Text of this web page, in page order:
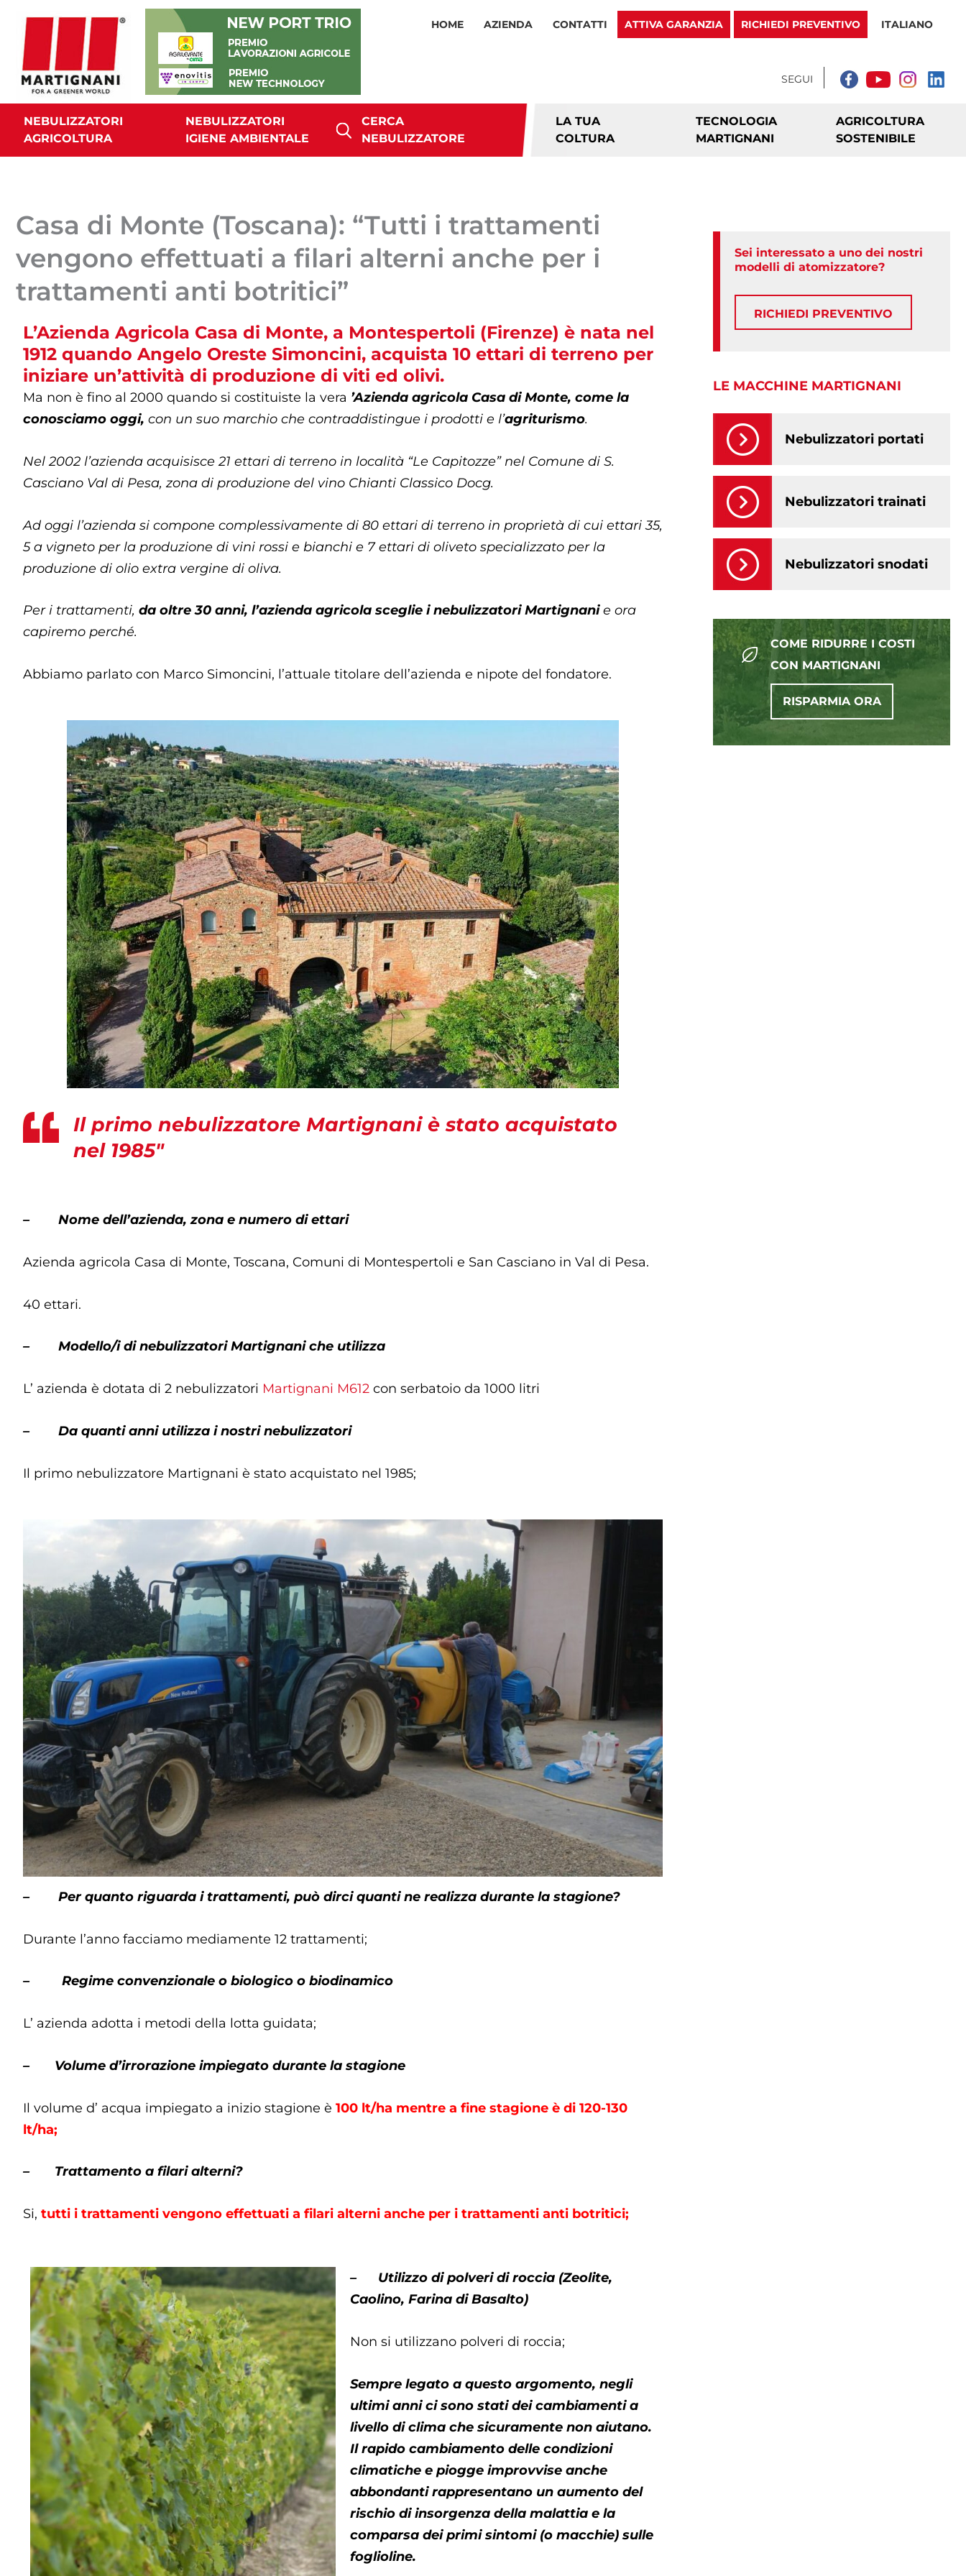
contenuto
HOME AZIENDA CONTATTI ATTIVA GARANZIA RICHIEDI PREVENTIVO ITALIANO
NEBULIZZATORI
AGRICOLTURA
NEBULIZZATORI
IGIENE AMBIENTALE
CERCA
NEBULIZZATORE
LA TUA
COLTURA
TECNOLOGIA
MARTIGNANI
AGRICOLTURA
SOSTENIBILE
Casa di Monte (Toscana): “Tutti i trattamenti
vengono effettuati a filari alterni anche per i
trattamenti anti botritici”
L’Azienda Agricola Casa di Monte, a Montespertoli (Firenze) è nata nel
1912 quando Angelo Oreste Simoncini, acquista 10 ettari di terreno per
iniziare un’attività di produzione di viti ed olivi.
Ma non è fino al 2000 quando si costituiste la vera ’Azienda agricola Casa di Monte, come la
conosciamo oggi, con un suo marchio che contraddistingue i prodotti e l’agriturismo.
Nel 2002 l’azienda acquisisce 21 ettari di terreno in località “Le Capitozze” nel Comune di S.
Casciano Val di Pesa, zona di produzione del vino Chianti Classico Docg.
Ad oggi l’azienda si compone complessivamente di 80 ettari di terreno in proprietà di cui ettari 35,
5 a vigneto per la produzione di vini rossi e bianchi e 7 ettari di oliveto specializzato per la
produzione di olio extra vergine di oliva.
Per i trattamenti, da oltre 30 anni, l’azienda agricola sceglie i nebulizzatori Martignanie ora
capiremo perché.
Abbiamo parlato con Marco Simoncini, l’attuale titolare dell’azienda e nipote del fondatore.
Il primo nebulizzatore Martignani è stato acquistato
nel 1985″
– Nome dell’azienda, zona e numero di ettari
Azienda agricola Casa di Monte, Toscana, Comuni di Montespertoli e San Casciano in Val di Pesa.
40 ettari.
– Modello/i di nebulizzatori Martignani che utilizza
L’ azienda è dotata di 2 nebulizzatori Martignani M612 con serbatoio da 1000 litri
– Da quanti anni utilizza i nostri nebulizzatori
Il primo nebulizzatore Martignani è stato acquistato nel 1985;
– Per quanto riguarda i trattamenti, può dirci quanti ne realizza durante la stagione?
Durante l’anno facciamo mediamente 12 trattamenti;
– Regime convenzionale o biologico o biodinamico
L’ azienda adotta i metodi della lotta guidata;
– Volume d’irrorazione impiegato durante la stagione
Il volume d’ acqua impiegato a inizio stagione è 100 lt/ha mentre a fine stagione è di 120-130
lt/ha;
– Trattamento a filari alterni?
Si, tutti i trattamenti vengono effettuati a filari alterni anche per i trattamenti anti botritici;
– Utilizzo di polveri di roccia (Zeolite,
Caolino, Farina di Basalto)
Non si utilizzano polveri di roccia;
Sempre legato a questo argomento, negli
ultimi anni ci sono stati dei cambiamenti a
livello di clima che sicuramente non aiutano.
Il rapido cambiamento delle condizioni
climatiche e piogge improvvise anche
abbondanti rappresentano un aumento del
rischio di insorgenza della malattia e la
comparsa dei primi sintomi (o macchie) sulle
foglioline.
Sei interessato a uno dei nostri
modelli di atomizzatore?
RICHIEDI PREVENTIVO
LE MACCHINE MARTIGNANI
Nebulizzatori portati
Nebulizzatori trainati
Nebulizzatori snodati
COME RIDURRE I COSTI
CON MARTIGNANI
RISPARMIA ORA